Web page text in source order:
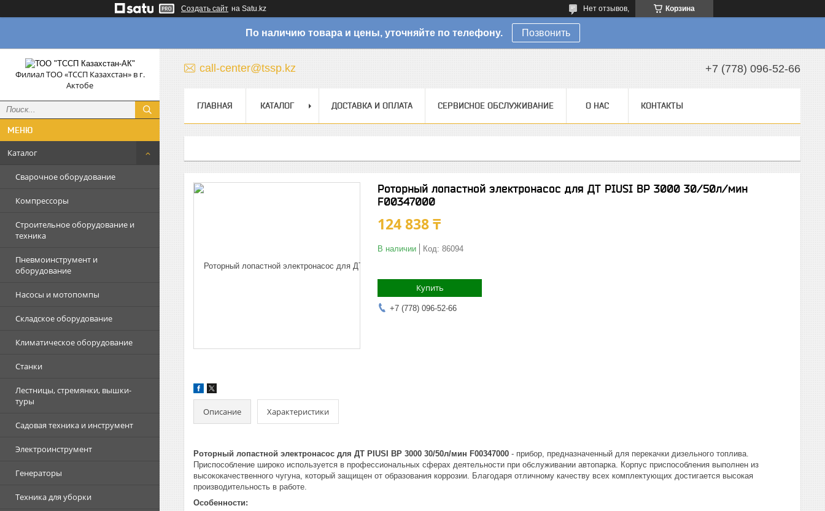
Создать сайт на Satu.kz Корзина
Нет отзывов,
По наличию товара и цены, уточняйте по телефону. Позвонить
Филиал ТОО «ТССП Казахстан» в г.
Актобе
Каталог
Сварочное оборудование
Компрессоры
Строительное оборудование и
техника
Пневмоинструмент и
оборудование
Насосы и мотопомпы
Складское оборудование
Климатическое оборудование
Станки
Лестницы, стремянки, вышки-
туры
Садовая техника и инструмент
Электроинструмент
Генераторы
Техника для уборки
call-center@tssp.kz +7 (778) 096-52-66
ГЛАВНАЯ КАТАЛОГ ДОСТАВКА И ОПЛАТА СЕРВИСНОЕ ОБСЛУЖИВАНИЕ О НАС КОНТАКТЫ
Роторный лопастной электронасос для ДТ PIUSI BP 3000 30/50л/мин
F00347000
124 838 ₸
В наличии Код: 86094
Купить
+7 (778) 096-52-66
Описание Характеристики
Роторный лопастной электронасос для ДТ PIUSI BP 3000 30/50л/мин F00347000 - прибор, предназначенный для перекачки дизельного топлива.
Приспособление широко используется в профессиональных сферах деятельности при обслуживании автопарка. Корпус приспособления выполнен из
высококачественного чугуна, который защищен от образования коррозии. Благодаря отличному качеству всех комплектующих достигается высокая
производительность в работе.
Особенности: